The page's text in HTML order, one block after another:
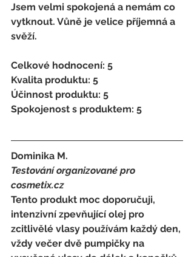
Jsem velmi spokojená a nemám co
vytknout. Vůně je velice příjemná a
svěží.
Celkové hodnocení: 5
Kvalita produktu: 5
Účinnost produktu: 5
Spokojenost s produktem: 5
Dominika M.
Testování organizované pro
cosmetix.cz
Tento produkt moc doporučuji,
intenzivní zpevňující olej pro
zcitlivělé vlasy používám každý den,
vždy večer dvě pumpičky na